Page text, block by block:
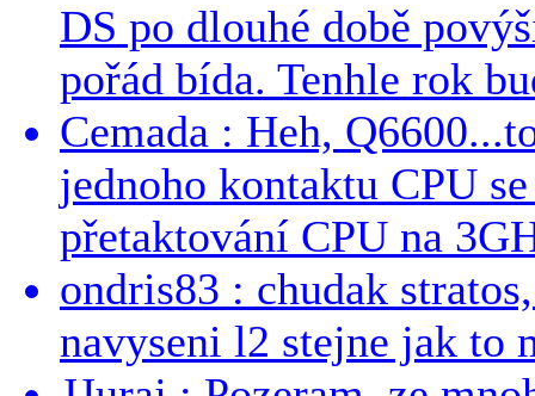
DS po dlouhé době
pořád bída. Tenhle rok
Cemada : Heh,
jednoho kontaktu CPU
přetaktování CPU na
ondris83 : chudak
navyseni l2 stejne jak to